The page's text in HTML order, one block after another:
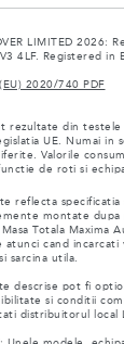
LIMITED 2026:
4LF. Registered in
2020/740 PDF
rezultate din
UE. Numai in
Valorile
de roti si
reflecta specificatia
montate
Totala Maxima
atunci cand incarcati
sarcina utila.
descrise pot fi
si conditii
distribuitorul local